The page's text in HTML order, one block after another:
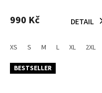
produktu
z
hvězdiček.
990 Kč DETAIL
XS S M L XL 2XL
BESTSELLER